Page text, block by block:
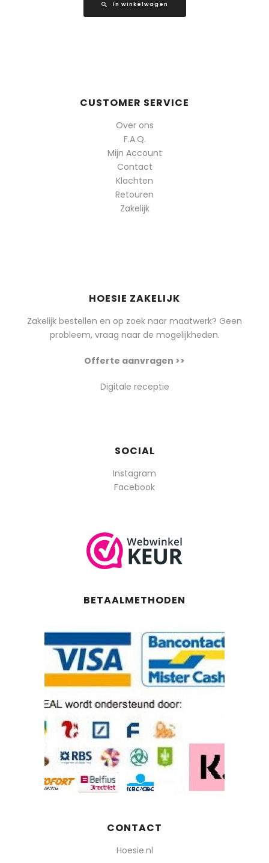
In winkelwagen
CUSTOMER SERVICE
Over ons
F.A.Q.
Mijn Account
Contact
Klachten
Retouren
Zakelijk
HOESIE ZAKELIJK
Zakelijk bestellen en op zoek naar maatwerk? Geen
probleem, vraag naar de mogelijkheden.
Offerte aanvragen >>
Digitale receptie
SOCIAL
Instagram
Facebook
BETAALMETHODEN
CONTACT
Hoesie.nl